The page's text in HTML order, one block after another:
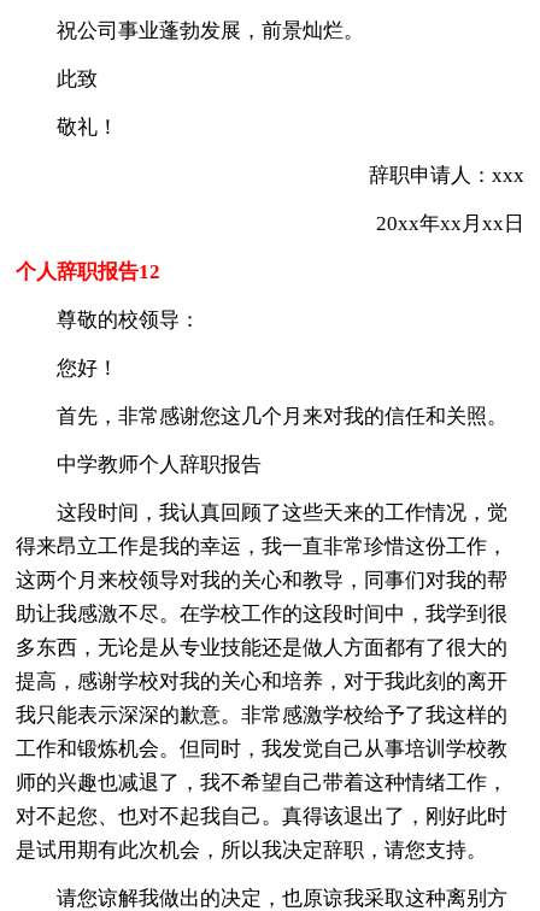
祝公司事业蓬勃发展，前景灿烂。
此致
敬礼！
辞职申请人：xxx
20xx年xx月xx日
个人辞职报告12
尊敬的校领导：
您好！
首先，非常感谢您这几个月来对我的信任和关照。
中学教师个人辞职报告
这段时间，我认真回顾了这些天来的工作情况，觉
得来昂立工作是我的幸运，我一直非常珍惜这份工作，
这两个月来校领导对我的关心和教导，同事们对我的帮
助让我感激不尽。在学校工作的这段时间中，我学到很
多东西，无论是从专业技能还是做人方面都有了很大的
提高，感谢学校对我的关心和培养，对于我此刻的离开
我只能表示深深的歉意。非常感激学校给予了我这样的
工作和锻炼机会。但同时，我发觉自己从事培训学校教
师的兴趣也减退了，我不希望自己带着这种情绪工作，
对不起您、也对不起我自己。真得该退出了，刚好此时
是试用期有此次机会，所以我决定辞职，请您支持。
请您谅解我做出的决定，也原谅我采取这种离别方